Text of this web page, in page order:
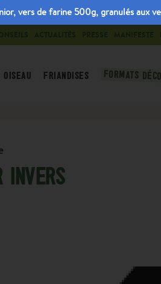
vers de farine 500g, granulés aux
FRIANDISES FORMATS